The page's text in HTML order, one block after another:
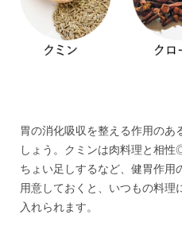
胃の消化吸収を整える作用のあ
しょう。クミンは肉料理と相
ちょい足しするなど、健胃作用
用意しておくと、いつもの料理
入れられます。